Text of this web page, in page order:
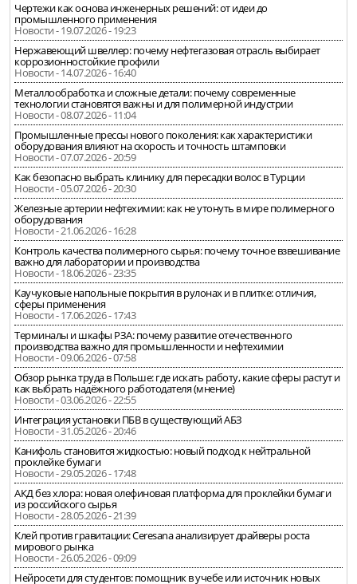
Чертежи как основа инженерных решений: от идеи до
промышленного применения
Новости - 19.07.2026 - 19:23
Нержавеющий швеллер: почему нефтегазовая отрасль выбирает
коррозионностойкие профили
Новости - 14.07.2026 - 16:40
Металлообработка и сложные детали: почему современные
технологии становятся важны и для полимерной индустрии
Новости - 08.07.2026 - 11:04
Промышленные прессы нового поколения: как характеристики
оборудования влияют на скорость и точность штамповки
Новости - 07.07.2026 - 20:59
Как безопасно выбрать клинику для пересадки волос в Турции
Новости - 05.07.2026 - 20:30
Железные артерии нефтехимии: как не утонуть в мире полимерного
оборудования
Новости - 21.06.2026 - 16:28
Контроль качества полимерного сырья: почему точное взвешивание
важно для лаборатории и производства
Новости - 18.06.2026 - 23:35
Каучуковые напольные покрытия в рулонах и в плитке: отличия,
сферы применения
Новости - 17.06.2026 - 17:43
Терминалы и шкафы РЗА: почему развитие отечественного
производства важно для промышленности и нефтехимии
Новости - 09.06.2026 - 07:58
Обзор рынка труда в Польше: где искать работу, какие сферы растут и
как выбрать надёжного работодателя (мнение)
Новости - 03.06.2026 - 22:55
Интеграция установки ПБВ в существующий АБЗ
Новости - 31.05.2026 - 20:46
Канифоль становится жидкостью: новый подход к нейтральной
проклейке бумаги
Новости - 29.05.2026 - 17:48
АКД без хлора: новая олефиновая платформа для проклейки бумаги
из российского сырья
Новости - 28.05.2026 - 21:39
Клей против гравитации: Ceresana анализирует драйверы роста
мирового рынка
Новости - 26.05.2026 - 09:09
Нейросети для студентов: помощник в учебе или источник новых